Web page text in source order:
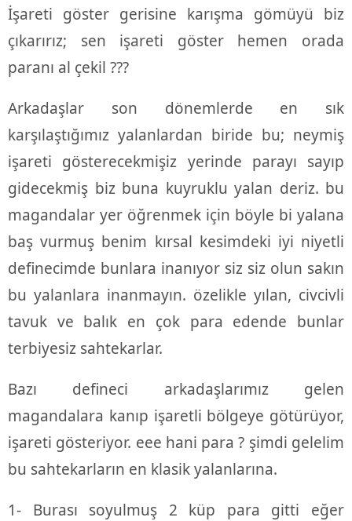
İşareti göster gerisine karışma gömüyü biz
çıkarırız; sen işareti göster hemen orada
paranı al çekil ???
Arkadaşlar son dönemlerde en sık
karşılaştığımız yalanlardan biride bu; neymiş
işareti gösterecekmişiz yerinde parayı sayıp
gidecekmiş biz buna kuyruklu yalan deriz. bu
magandalar yer öğrenmek için böyle bi yalana
baş vurmuş benim kırsal kesimdeki iyi niyetli
definecimde bunlara inanıyor siz siz olun sakın
bu yalanlara inanmayın. özelikle yılan, civcivli
tavuk ve balık en çok para edende bunlar
terbiyesiz sahtekarlar.
Bazı defineci arkadaşlarımız gelen
magandalara kanıp işaretli bölgeye götürüyor,
işareti gösteriyor. eee hani para ? şimdi gelelim
bu sahtekarların en klasik yalanlarına.
1- Burası soyulmuş 2 küp para gitti eğer